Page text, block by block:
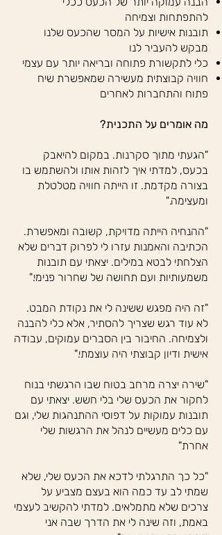
להתפתחות וצמיחה
תובנות אישיות על המסר שהכעס שלנו
מבקש להעביר לנו
כלי לתקשורת פתוחה ובריאה יותר עם עצמי
חוויה קבוצתית מעשירה שמאפשרת שיח
פתוח והתחברות לאחרים
מה אומרים על התכנית?
"הגעתי מתוך סקרנות. במקום להיאבק
בכעס, למדתי איך לזהות אותו ולהשתמש בו
בצורה מקדמת. זו הייתה חוויה מטלטלת
ומעצימה."
"ההנחיה הייתה מדויקת, קשובה ומאפשרת.
הכתיבה והאמנות עזרו לי לפרוק דברים שלא
הצלחתי לבטא במילים. יצאתי עם תובנות
משמעותיות ועם תחושה של שחרור פנימי."
"זה היה מפגש ששינה לי את נקודת המבט.
לא עוד רגש שצריך להסתיר, אלא כלי להבנה
ולצמיחה. החיבור בין הסברים עמוקים, עבודה
אישית ודיון קבוצתי היה עוצמתי."
"שירה יצרה מרחב בטוח שבו הרגשתי בנוח
לחקור את הכעס שלי בלי חשש. יצאתי עם
תובנות עמוקות על דפוסי ההתנהגות שלי, וגם
עם כלים מעשיים לנהל את הרגשות שלי
אחרת"
"כל כך התרגלתי לדכא את הכעס שלי, שלא
שמתי לב עד כמה הוא בעצם מצביע על
צרכים שלא מתמלאים. למדתי להקשיב לעצמי
באמת, וזה שינה לי את הדרך שבה אני